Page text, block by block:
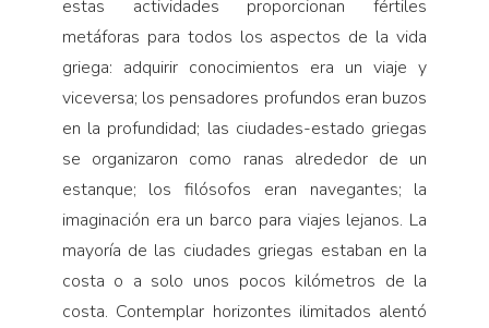
estas actividades proporcionan fértiles
metáforas para todos los aspectos de la vida
griega: adquirir conocimientos era un viaje y
viceversa; los pensadores profundos eran buzos
en la profundidad; las ciudades-estado griegas
se organizaron como ranas alrededor de un
estanque; los filósofos eran navegantes; la
imaginación era un barco para viajes lejanos. La
mayoría de las ciudades griegas estaban en la
costa o a solo unos pocos kilómetros de la
costa. Contemplar horizontes ilimitados alentó